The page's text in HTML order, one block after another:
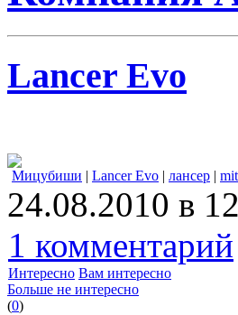
Lancer Evo
Мицубиши | Lancer Evo | лансер |
24.08.2010 в
1 комментарий
Интересно Вам интересно
Больше не интересно
(0)